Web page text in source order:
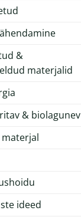
&
materjalid
& biolagunev
ideed